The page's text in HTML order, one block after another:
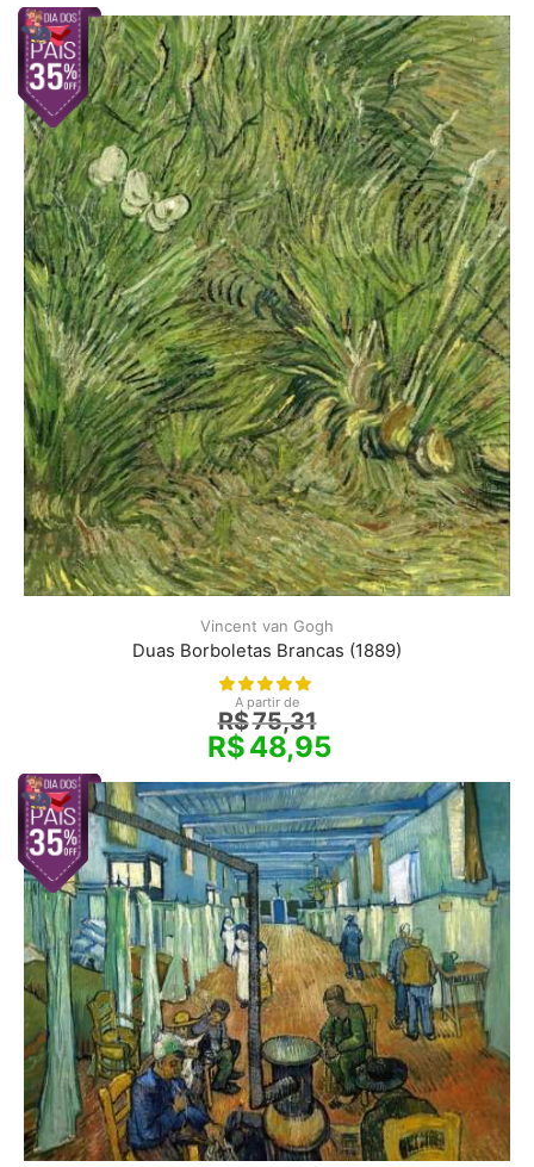
Vincent van Gogh
Duas Borboletas Brancas (1889)
A partir de
R$75,31
R$48,95